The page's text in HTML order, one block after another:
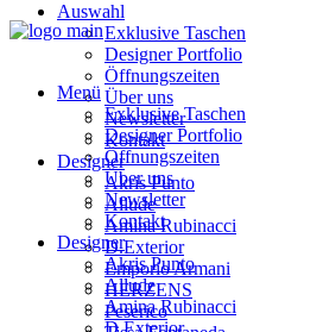
Auswahl
Exklusive Taschen
Designer Portfolio
Öffnungszeiten
Über uns
Newsletter
Kontakt
Designer
Akris Punto
Allude
Amina Rubinacci
D.Exterior
Emporio Armani
HERZENS
Peserico
Menü
Exklusive Taschen
Designer Portfolio
Öffnungszeiten
Über uns
Newsletter
Kontakt
Designer
Akris Punto
Allude
Amina Rubinacci
D.Exterior